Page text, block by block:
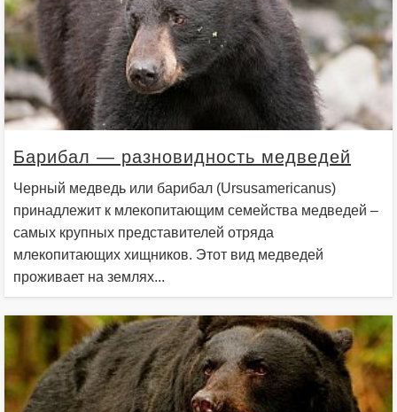
Барибал — разновидность медведей
Черный медведь или барибал (Ursusamericanus)
принадлежит к млекопитающим семейства медведей –
самых крупных представителей отряда
млекопитающих хищников. Этот вид медведей
проживает на землях...